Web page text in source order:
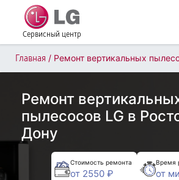
Сервисный центр
Главная / Ремонт вертикальных
Ремонт
пылесосов LG в
Дону
Стоимость ремонта
от 2550 ₽
Время
от